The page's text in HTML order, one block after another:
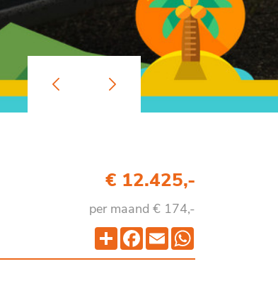
€ 12.425,-
per maand € 174,-
Deel Facebook
Email